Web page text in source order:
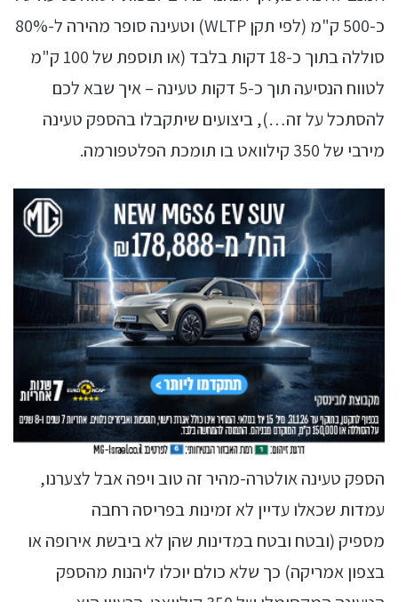
כ-500 ק"מ (לפי תקן WLTP) וטעינה סופר מהירה ל-80%
סוללה בתוך כ-18 דקות בלבד (או תוספת של 100 ק"מ
לטווח הנסיעה תוך כ-5 דקות טעינה – איך שבא לכם
להסתכל על זה…), ביצועים שיתקבלו בהספק טעינה
מירבי של 350 קילוואט בו תומכת הפלטפורמה.
הספק טעינה אולטרה-מהיר זה טוב ויפה אבל לצערנו,
עמדות שכאלו עדיין לא זמינות בפריסה רחבה
מספיק (ובטח ובטח במדינות שהן לא ביבשת אירופה או
בצפון אמריקה) כך שלא כולם יוכלו ליהנות מהספק